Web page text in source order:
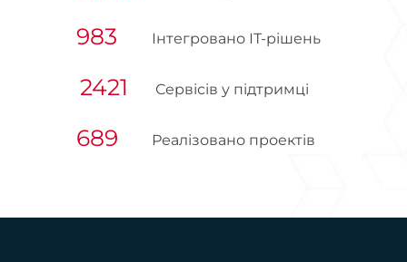
983 Інтегровано ІТ-рішень
2421 Сервісів у підтримці
689 Реалізовано проектів